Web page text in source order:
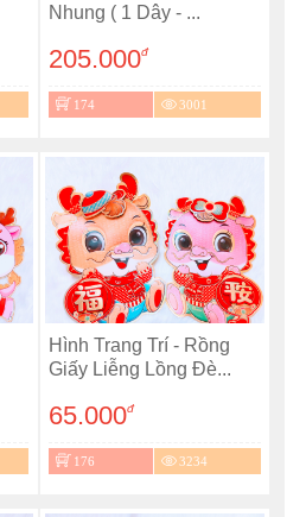
Nhung ( 1 Dây - ...
205.000đ
174 3001
Hình Trang Trí - Rồng
Giấy Liễng Lồng Đè...
65.000đ
176 3234